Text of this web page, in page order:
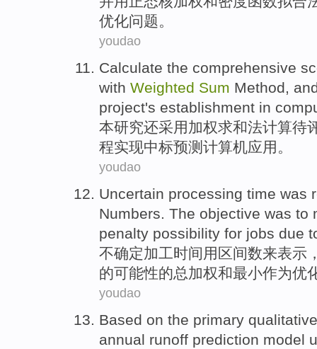
优化问题。
youdao
Calculate the comprehensive
with Weighted Sum Method,
project's establishment in
本研究还采用加权求和法计算待
程实现中标预测 计算机应用。
youdao
Uncertain processing time was
Numbers. The objective was to
penalty possibility for jobs due
不确定加工时间用 区间数来表示
的可能性的总加权和最小作为优
youdao
Based on the primary qualitative
annual runoff prediction model